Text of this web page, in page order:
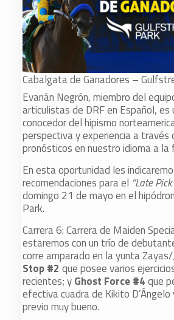
Cabalgata de Ganadores –
Evanán Negrón, miembro del
articulistas de DRF en Español, es
conocedor del hipismo
perspectiva y experiencia a través
pronósticos en nuestro idioma a la
En esta oportunidad les
recomendaciones para el “Late
domingo 21 de mayo en el
Park.
Carrera 6: Carrera de Maiden
estaremos con un trío de
corre amparado en la yunta Zayas/
Stop #2 que posee varios
recientes; yGhost Force#4que
efectiva cuadra de Kikito
previo muy bueno.